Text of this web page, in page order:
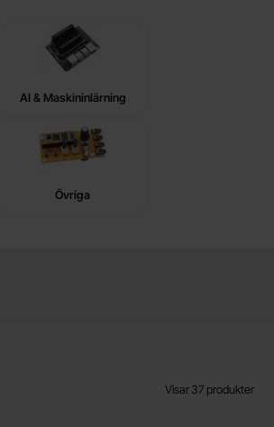
AI & Maskininlärning
Övriga
Visar 37 produkter